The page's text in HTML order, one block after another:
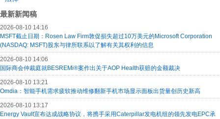
最新新闻稿
2026-08-10 14:16
MSFT截止日期：Rosen Law Firm敦促损失超过10万美元的Microsoft Corporation
(NASDAQ: MSFT)股东与律所联系以了解有关其权利的信息
2026-08-10 14:06
国际商会仲裁庭就BESREMi®案作出关于AOP Health获赔的金额裁决
2026-08-10 13:21
Omdia：智能手机需求疲软推动维修翻新手机市场显示面板出货量创历史新高
2026-08-10 13:17
Energy Vault宣布达成战略协议，将携手采用Caterpillar发电机组的领先发电EPC承